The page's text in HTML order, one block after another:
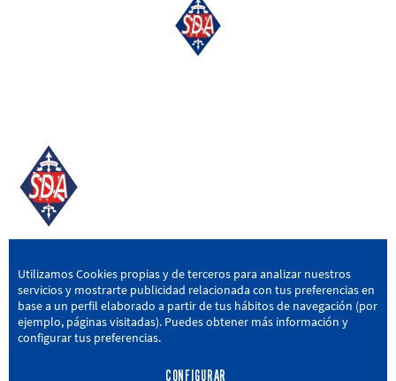
SD AMOREBIETA
San Miguel Kalea, 16, 48340 Amorebieta, Bizkaia
946 604 751 | sda@sdamorebieta.eus
Utilizamos Cookies propias y de terceros para analizar nuestros
servicios y mostrarte publicidad relacionada con tus preferencias en
base a un perfil elaborado a partir de tus hábitos de navegación (por
ejemplo, páginas visitadas). Puedes obtener más información y
configurar tus preferencias.
CONFIGURAR